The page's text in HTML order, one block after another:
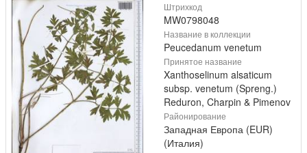
Штрихкод
MW0798048
Название в коллекции
Peucedanum venetum
Принятое название
Xanthoselinum alsaticum
subsp. venetum (Spreng.)
Reduron, Charpin & Pimenov
Районирование
Западная Европа (EUR)
(Италия)